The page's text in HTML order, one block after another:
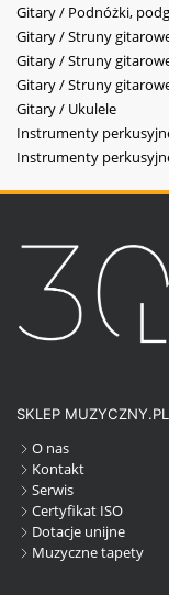
Gitary / Podnóżki,
Gitary / Struny
Gitary / Struny
Gitary / Struny
Gitary / Ukulele
Instrumenty
Instrumenty
SKLEP MUZYCZNY.PL
O nas
Kontakt
Serwis
Certyfikat ISO
Dotacje unijne
Muzyczne tapety